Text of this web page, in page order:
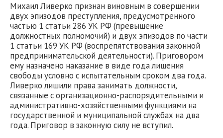
Михаил Ливерко признан виновным в совершении
двух эпизодов преступления, предусмотренного
частью 1 статьи 286 УК РФ (превышение
должностных полномочий) и двух эпизодов по части
1 статьи 169 УК РФ (воспрепятствования законной
предпринимательской деятельности). Приговором
ему назначено наказание в виде года лишения
свободы условно с испытательным сроком два года.
Ливерко лишили права занимать должности,
связанные с организационно-распорядительными и
административно-хозяйственными функциями на
государственной и муниципальной службах на два
года. Приговор в законную силу не вступил.